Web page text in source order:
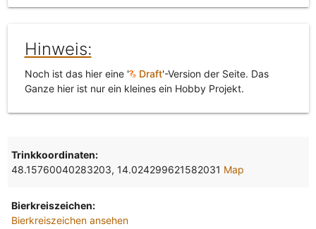
Hinweis:
Noch ist das hier eine ' Draft'-Version der Seite. Das
Ganze hier ist nur ein kleines ein Hobby Projekt.
Trinkkoordinaten:
48.15760040283203, 14.024299621582031 Map
Bierkreiszeichen:
Bierkreiszeichen ansehen